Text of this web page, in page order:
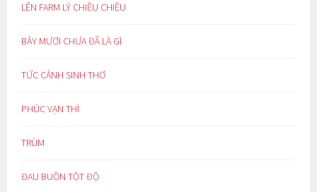
LÊN FARM LÝ CHIỀU CHIỀU
BẢY MƯƠI CHƯA ĐÃ LÀ GÌ
TỨC CẢNH SINH THƠ
PHÚC VẠN THÌ
TRÙM
ĐAU BUỒN TỘT ĐỘ